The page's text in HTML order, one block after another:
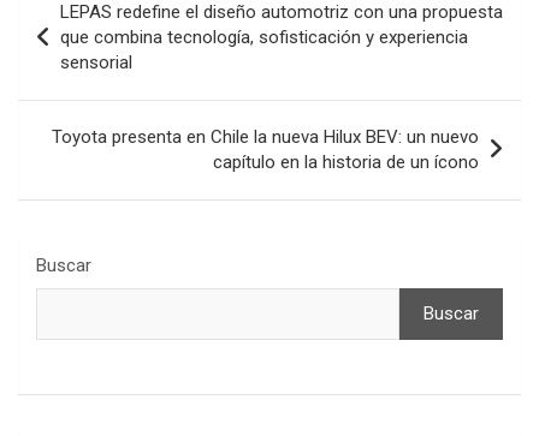
de
entradas
LEPAS redefine el diseño automotriz con una propuesta
que combina tecnología, sofisticación y experiencia
sensorial
Toyota presenta en Chile la nueva Hilux BEV: un nuevo
capítulo en la historia de un ícono
Buscar
Buscar